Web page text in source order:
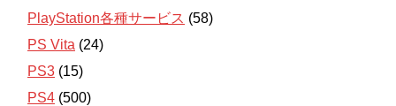
PlayStation各種サービス (58)
PS Vita (24)
PS3 (15)
PS4 (500)